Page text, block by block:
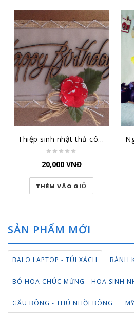
Thiệp sinh nhật thủ công đại lớn SN-DL-1501
20,000 VNĐ
THÊM VÀO GIỎ
SẢN PHẨM MỚI
BALO LAPTOP - TÚI XÁCH BÁNH
BÓ HOA CHÚC MỪNG - HOA SINH
GẤU BÔNG - THÚ NHỒI BÔNG